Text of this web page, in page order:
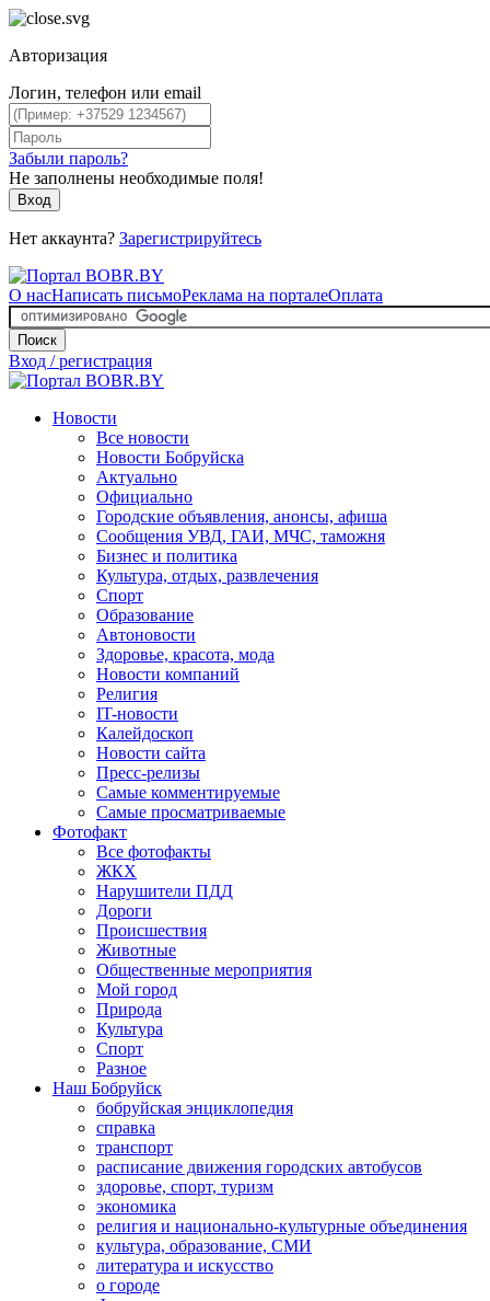
Авторизация
Логин, телефон или email
Забыли пароль?
Не заполнены необходимые поля!
Вход
Нет аккаунта? Зарегистрируйтесь
О насНаписать письмоРеклама на порталеОплата
Поиск
Вход / регистрация
Новости
Все новости
Новости Бобруйска
Актуально
Официально
Городские объявления, анонсы, афиша
Сообщения УВД, ГАИ, МЧС, таможня
Бизнес и политика
Культура, отдых, развлечения
Спорт
Образование
Автоновости
Здоровье, красота, мода
Новости компаний
Религия
IT-новости
Калейдоскоп
Новости сайта
Пресс-релизы
Самые комментируемые
Самые просматриваемые
Фотофакт
Все фотофакты
ЖКХ
Нарушители ПДД
Дороги
Происшествия
Животные
Общественные мероприятия
Мой город
Природа
Культура
Спорт
Разное
Наш Бобруйск
бобруйская энциклопедия
справка
транспорт
расписание движения городских автобусов
здоровье, спорт, туризм
экономика
религия и национально-культурные объединения
культура, образование, СМИ
литература и искусство
о городе